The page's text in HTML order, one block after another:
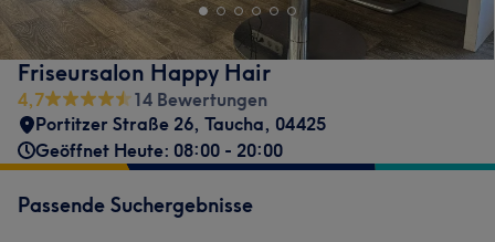
Friseursalon Happy Hair
4,7
14 Bewertungen
Portitzer Straße 26, Taucha, 04425
Geöffnet Heute: 08:00 - 20:00
Passende Suchergebnisse